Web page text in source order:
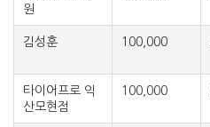
원
김성훈 100,000
타이어프로 익
산모현점
100,000